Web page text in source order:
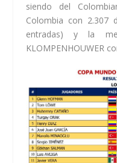
siendo del
Colombia con 2.307
entradas) y la
KLOMPENHOUWER